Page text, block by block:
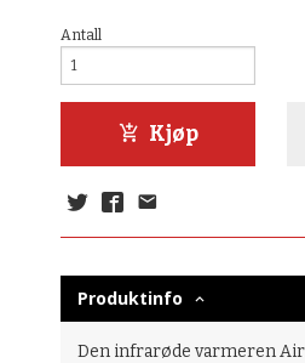
Antall
Kjøp
Produktinfo
Den infrarøde varmeren